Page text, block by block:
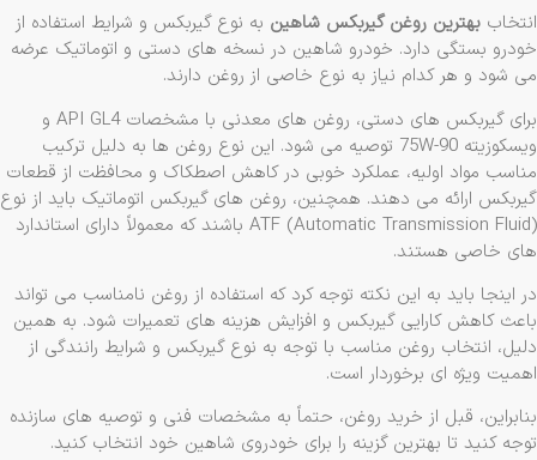
بهترین روغن گیربکس شاهینبه نوع گیربکس و شرایط استفاده از
بستگی دارد. خودرو شاهین در نسخه ‌های دستی و اتوماتیک عرضه
‌شود و هر کدام نیاز به نوع خاصی از روغن دارند.
برای گیربکس ‌های دستی، روغن‌ های معدنی با مشخصات API GL4 و
ویسکوزیته 75W-90 توصیه می ‌شود. این نوع روغن ‌ها به دلیل ترکیب
مواد اولیه، عملکرد خوبی در کاهش اصطکاک و محافظت از قطعات
ارائه می‌ دهند. همچنین، روغن ‌های گیربکس اتوماتیک باید از نوع
ATF (Automatic Transmission Fluid) باشند که معمولاً دارای استاندارد
خاصی هستند.
اینجا باید به این نکته توجه کرد که استفاده از روغن نامناسب می‌ تواند
کاهش کارایی گیربکس و افزایش هزینه‌ های تعمیرات شود. به همین
انتخاب روغن مناسب با توجه به نوع گیربکس و شرایط رانندگی از
ویژه ‌ای برخوردار است.
قبل از خرید روغن، حتماً به مشخصات فنی و توصیه ‌های سازنده
کنید تا بهترین گزینه را برای خودروی شاهین خود انتخاب کنید.